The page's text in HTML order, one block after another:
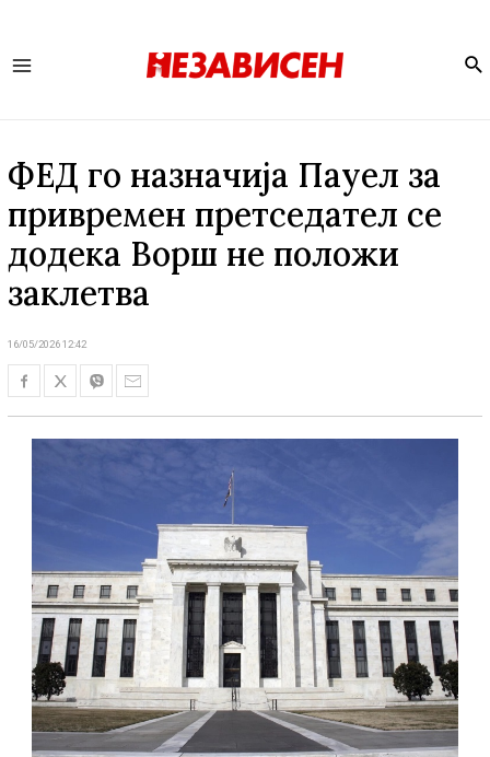
ФЕД го назначија Пауел за
привремен претседател се
додека Ворш не положи
заклетва
16/05/2026 12:42